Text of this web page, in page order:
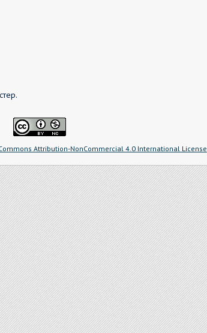
Attribution-NonCommercial 4.0 International License